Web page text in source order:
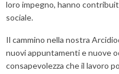
loro impegno, hanno
sociale.
Il cammino nella nostra
nuovi appuntamenti e nuove
consapevolezza che il lavoro